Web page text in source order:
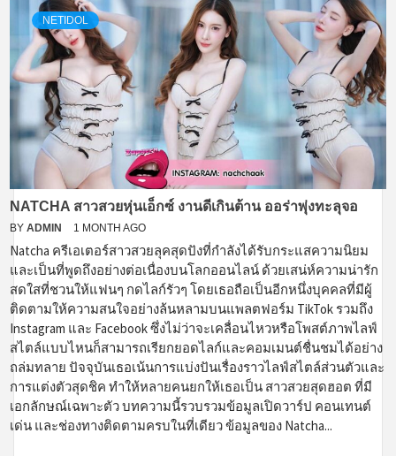
NETIDOL
NATCHA สาวสวยหุ่นเอ็กซ์ งานดีเกินต้าน ออร่าพุ่งทะลุจอ
BY ADMIN 1 MONTH AGO
Natcha ครีเอเตอร์สาวสวยลุคสุดปังที่กำลังได้รับกระแสความนิยม
และเป็นที่พูดถึงอย่างต่อเนื่องบนโลกออนไลน์ ด้วยเสน่ห์ความน่ารัก
สดใสที่ชวนให้แฟนๆ กดไลก์รัวๆ โดยเธอถือเป็นอีกหนึ่งบุคคลที่มีผู้
ติดตามให้ความสนใจอย่างล้นหลามบนแพลตฟอร์ม TikTok รวมถึง
Instagram และ Facebook ซึ่งไม่ว่าจะเคลื่อนไหวหรือโพสต์ภาพไลฟ์
สไตล์แบบไหนก็สามารถเรียกยอดไลก์และคอมเมนต์ชื่นชมได้อย่าง
ถล่มทลาย ปัจจุบันเธอเน้นการแบ่งปันเรื่องราวไลฟ์สไตล์ส่วนตัวและ
การแต่งตัวสุดชิค ทำให้หลายคนยกให้เธอเป็น สาวสวยสุดฮอต ที่มี
เอกลักษณ์เฉพาะตัว บทความนี้รวบรวมข้อมูลเปิดวาร์ป คอนเทนต์
เด่น และช่องทางติดตามครบในที่เดียว ข้อมูลของ Natcha...